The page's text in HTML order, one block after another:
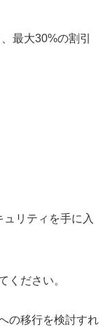
最大30%の割引
リティを手に入
ください。
の移行を検討すれ